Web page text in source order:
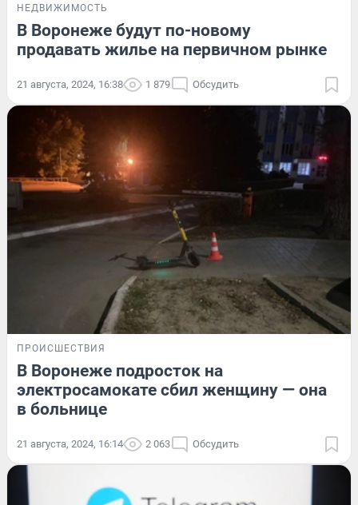
НЕДВИЖИМОСТЬ
В Воронеже будут по-новому
продавать жилье на первичном рынке
21 августа, 2024, 16:38 1 879 Обсудить
ПРОИСШЕСТВИЯ
В Воронеже подросток на
электросамокате сбил женщину — она
в больнице
21 августа, 2024, 16:14 2 063 Обсудить